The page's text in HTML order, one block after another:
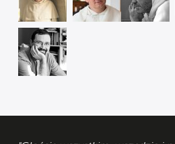
Krzysztof
Popławski OP